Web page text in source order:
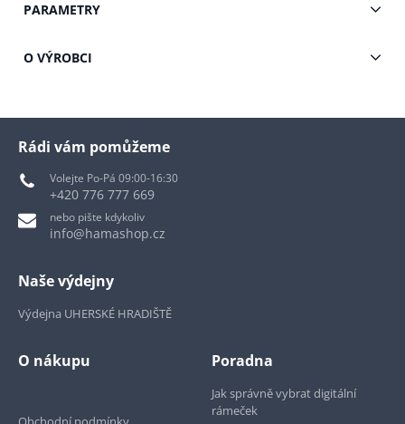
PARAMETRY
O VÝROBCI
Rádi vám pomůžeme
Volejte Po-Pá 09:00-16:30
+420 776 777 669
nebo pište kdykoliv
info@hamashop.cz
Naše výdejny
Výdejna UHERSKÉ HRADIŠTĚ
O nákupu Poradna
Jak správně vybrat digitální
rámeček